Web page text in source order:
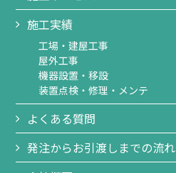
施工実績
工場・建屋工事
屋外工事
機器設置・移設
装置点検・修理・メンテ
よくある質問
発注からお引渡しまでの流れ